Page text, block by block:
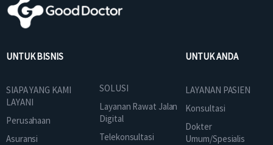
UNTUK BISNIS
SIAPA YANG KAMI
LAYANI
Perusahaan
Asuransi
SOLUSI
Layanan Rawat Jalan
Digital
Telekonsultasi
UNTUK ANDA
LAYANAN PASIEN
Konsultasi
Dokter
Umum/Spesialis